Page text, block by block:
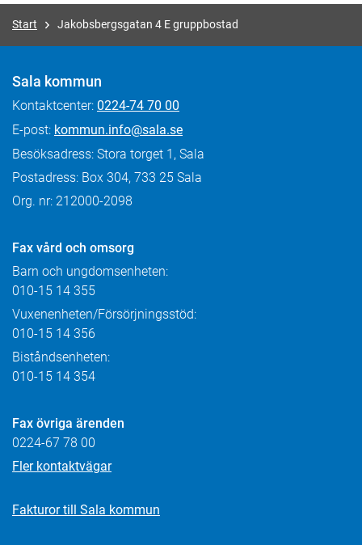
Start Jakobsbergsgatan 4 E gruppbostad
Sala kommun
Kontaktcenter: 0224-74 70 00
E-post: kommun.info@sala.se
Besöksadress: Stora torget 1, Sala
Postadress: Box 304, 733 25 Sala
Org. nr: 212000-2098
Fax vård och omsorg
Barn och ungdomsenheten:
010-15 14 355
Vuxenenheten/Försörjningsstöd:
010-15 14 356
Biståndsenheten:
010-15 14 354
Fax övriga ärenden
0224-67 78 00
Fler kontaktvägar
Fakturor till Sala kommun